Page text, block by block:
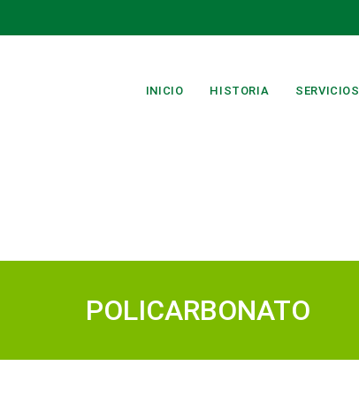
INICIO HISTORIA SERVICIOS
POLICARBONATO